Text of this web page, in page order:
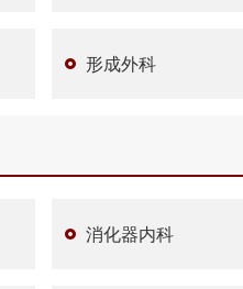
形成外科
消化器内科